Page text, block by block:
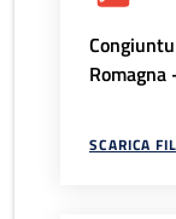
SCARICA